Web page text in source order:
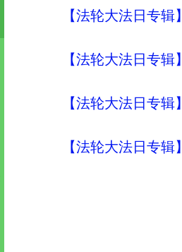
【法轮大法日专
【法轮大法日专
【法轮大法日专
【法轮大法日专